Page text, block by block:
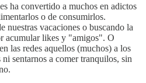
ha convertido a muchos en adictos
o de consumirlos.
nuestras vacaciones o buscando la
acumular likes y "amigos". O
las redes aquellos (muchos) a los
sentarnos a comer tranquilos, sin